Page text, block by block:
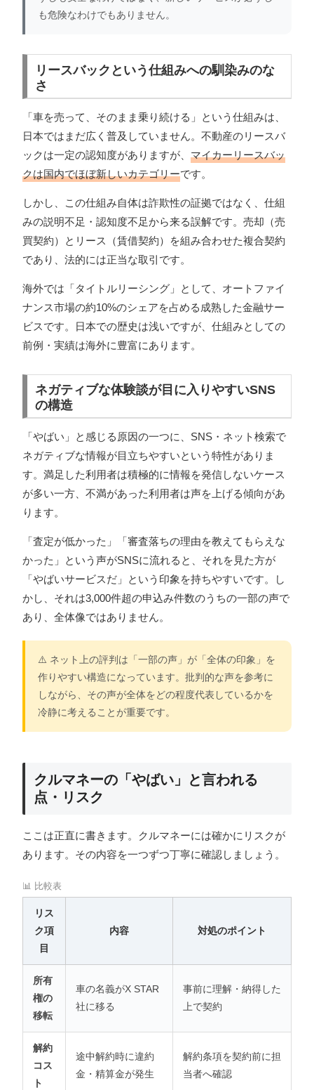
も危険なわけでもありません。
リースバックという仕組みへの馴染みのな
さ
「車を売って、そのまま乗り続ける」という仕組みは、
日本ではまだ広く普及していません。不動産のリースバ
ックは一定の認知度がありますが、 マイカーリースバッ
クは国内でほぼ新しいカテゴリーです。
しかし、この仕組み自体は詐欺性の証拠ではなく、仕組
みの説明不足・認知度不足から来る誤解です。売却（売
買契約）とリース（賃借契約）を組み合わせた複合契約
であり、法的には正当な取引です。
海外では「タイトルリーシング」として、オートファイ
ナンス市場の約10%のシェアを占める成熟した金融サー
ビスです。日本での歴史は浅いですが、仕組みとしての
前例・実績は海外に豊富にあります。
ネガティブな体験談が目に入りやすいSNS
の構造
「やばい」と感じる原因の一つに、SNS・ネット検索で
ネガティブな情報が目立ちやすいという特性がありま
す。満足した利用者は積極的に情報を発信しないケース
が多い一方、不満があった利用者は声を上げる傾向があ
ります。
「査定が低かった」「審査落ちの理由を教えてもらえな
かった」という声がSNSに流れると、それを見た方が
「やばいサービスだ」という印象を持ちやすいです。し
かし、それは3,000件超の申込み件数のうちの一部の声で
あり、全体像ではありません。
⚠️ ネット上の評判は「一部の声」が「全体の印象」を
作りやすい構造になっています。批判的な声を参考に
しながら、その声が全体をどの程度代表しているかを
冷静に考えることが重要です。
クルマネーの「やばい」と言われる
点・リスク
ここは正直に書きます。クルマネーには確かにリスクが
あります。その内容を一つずつ丁寧に確認しましょう。
📊 比較表
リス
ク項
目
内容 対処のポイント
所有
権の
移転
車の名義がX STAR
社に移る
事前に理解・納得した
上で契約
解約
コス
ト
途中解約時に違約
金・精算金が発生
解約条項を契約前に担
当者へ確認